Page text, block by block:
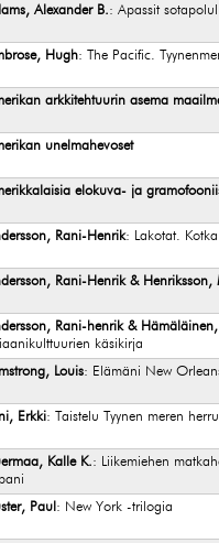
Alexander B.: Apassit
Hugh: The Pacific.
arkkitehtuurin asema
unelmahevoset
elokuva- ja
Rani-Henrik: Lakotat.
Rani-Henrik & Henriksson,
Rani-henrik &
käsikirja
Louis: Elämäni New
Erkki: Taistelu Tyynen meren
Kalle K.: Liikemiehen
Paul : New York -trilogia